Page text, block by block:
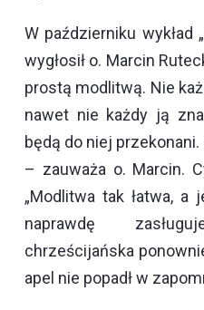
W październiku wykład
wygłosił o. Marcin
prostą modlitwą. Nie
nawet nie każdy ją
będą do niej
– zauważa o. Marcin.
„Modlitwa tak łatwa, a
naprawdę
chrześcijańska
apel nie popadł w